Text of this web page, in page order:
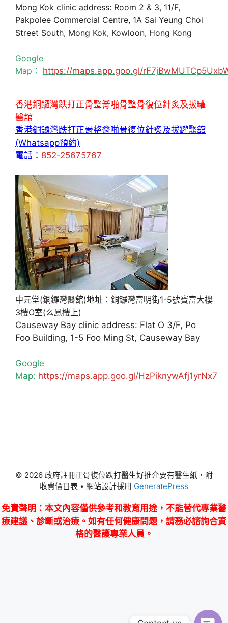
Mong Kok clinic address: Room 2 & 3, 11/F,
Pakpolee Commercial Centre, 1A Sai Yeung Choi
Street South, Mong Kok, Kowloon, Hong Kong
Google
Map： https://maps.app.goo.gl/
香港銅鑼灣跌打正骨整脊啪骨整骨復位針炙及拔罐
醫舘
香港銅鑼灣跌打正骨整脊啪骨復位針炙及拔罐醫舘
(Whatsapp預約)
電話： 852-25675767
中元堂(銅鑼灣醫舘)地址：銅鑼灣富明街1-5號寶富大樓
3樓O室(么鳳樓上)
Causeway Bay clinic address: Flat O 3/F, Po
Foo Building, 1-5 Foo Ming St, Causeway Bay
Google
Map: https://maps.app.goo.gl/HzPiknywAfj1yrNx7
© 2026 政府註冊正骨復位跌打醫生好推介要有醫生紙，附
收費價目表 • 網站設計採用 GeneratePress
免責聲明 ：本文內容僅供參考和教育用途，不能替代專業醫
療建議、診斷或治療。如有任何健康問題，請務必諮詢合資
格的醫護專業人員。